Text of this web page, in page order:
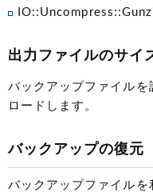
出力ファイルのサイ
バックアップファイルを
ロードします。
バックアップの復元
バックアップファイル